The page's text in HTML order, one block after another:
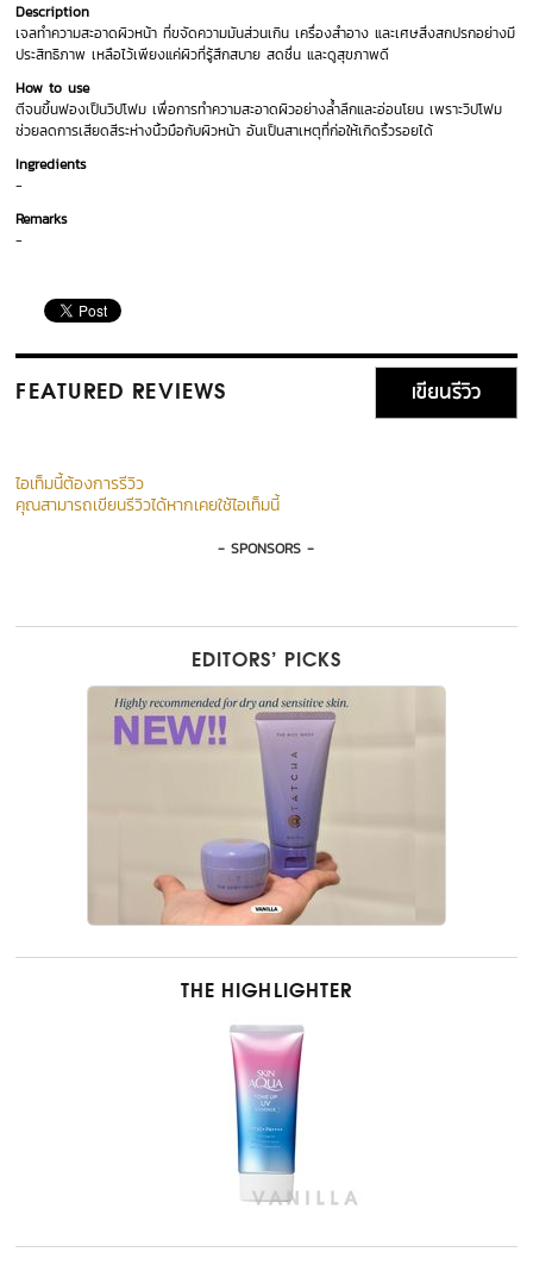
Description
เจลทำความสะอาดผิวหน้า ที่ขจัดความมันส่วนเกิน เครื่องสำอาง และเศษสิ่งสกปรกอย่างมี
ประสิทธิภาพ เหลือไว้เพียงแค่ผิวที่รู้สึกสบาย สดชื่น และดูสุขภาพดี
How to use
ตีจนขึ้นฟองเป็นวิปโฟม เพื่อการทำความสะอาดผิวอย่างล้ำลึกและอ่อนโยน เพราะวิปโฟม
ช่วยลดการเสียดสีระห่างนิ้วมือกับผิวหน้า อันเป็นสาเหตุที่ก่อให้เกิดริ้วรอยได้
Ingredients
-
Remarks
-
FEATURED REVIEWS เขียนรีวิว
ไอเท็มนี้ต้องการรีวิว
คุณสามารถเขียนรีวิวได้หากเคยใช้ไอเท็มนี้
- SPONSORS -
EDITORS’ PICKS
THE HIGHLIGHTER